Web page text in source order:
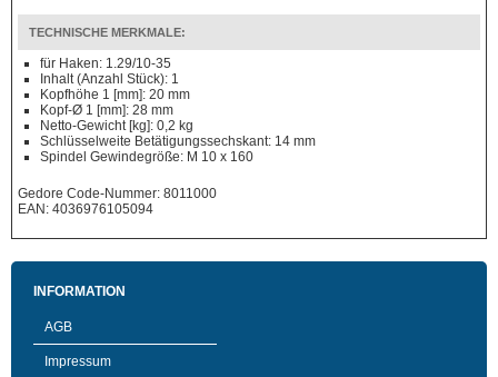
TECHNISCHE MERKMALE:
für Haken: 1.29/10-35
Inhalt (Anzahl Stück): 1
Kopfhöhe 1 [mm]: 20 mm
Kopf-Ø 1 [mm]: 28 mm
Netto-Gewicht [kg]: 0,2 kg
Schlüsselweite Betätigungssechskant: 14 mm
Spindel Gewindegröße: M 10 x 160
Gedore Code-Nummer: 8011000
EAN: 4036976105094
INFORMATION
AGB
Impressum